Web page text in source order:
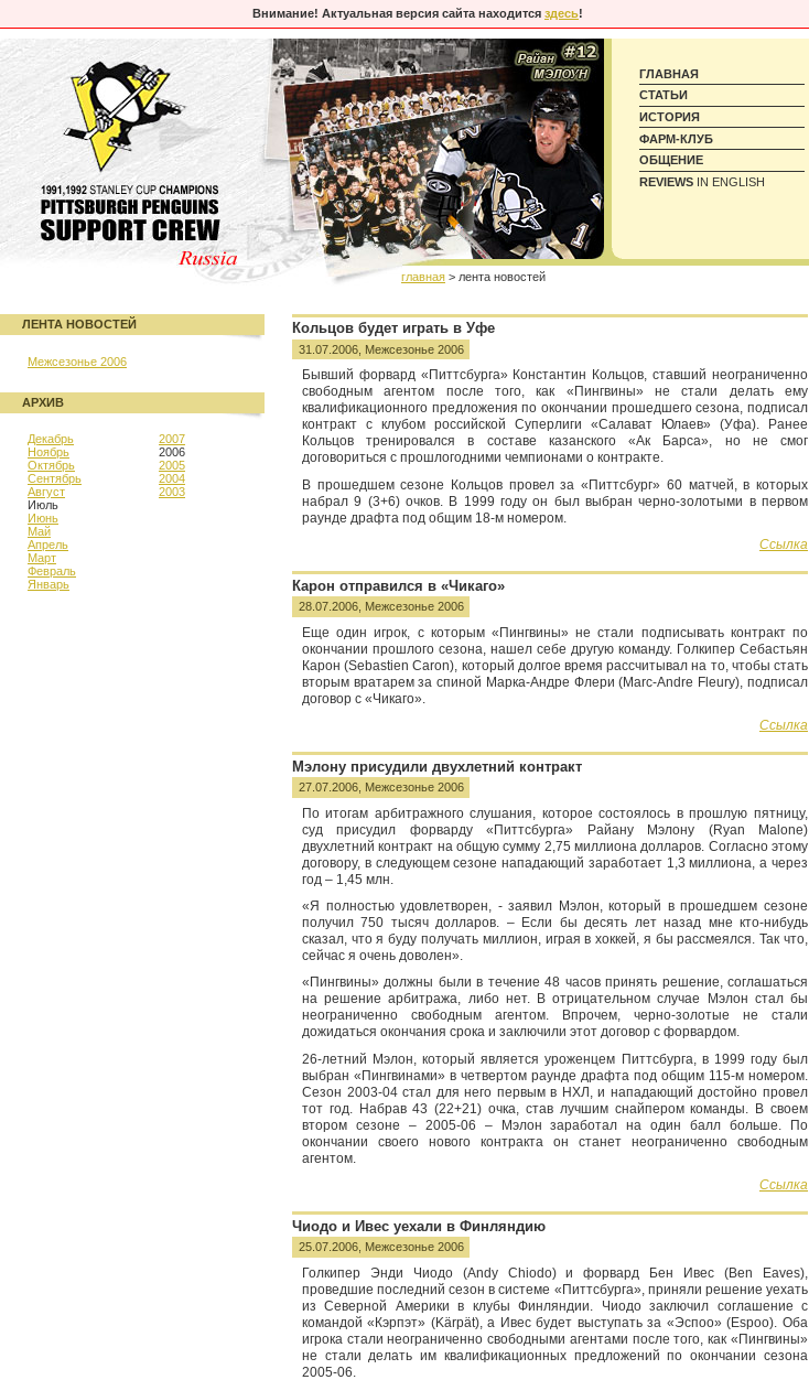
Внимание! Актуальная версия сайта находится здесь!
ГЛАВНАЯ
СТАТЬИ
ИСТОРИЯ
ФАРМ-КЛУБ
ОБЩЕНИЕ
REVIEWS IN ENGLISH
главная > лента новостей
Кольцов будет играть в Уфе
31.07.2006, Межсезонье 2006
Бывший форвард «Питтсбурга» Константин Кольцов, ставший неограниченно
свободным агентом после того, как «Пингвины» не стали делать ему
квалификационного предложения по окончании прошедшего сезона, подписал
контракт с клубом российской Суперлиги «Салават Юлаев» (Уфа). Ранее
Кольцов тренировался в составе казанского «Ак Барса», но не смог
договориться с прошлогодними чемпионами о контракте.
В прошедшем сезоне Кольцов провел за «Питтсбург» 60 матчей, в которых
набрал 9 (3+6) очков. В 1999 году он был выбран черно-золотыми в первом
раунде драфта под общим 18-м номером.
Ссылка
Карон отправился в «Чикаго»
28.07.2006, Межсезонье 2006
Еще один игрок, с которым «Пингвины» не стали подписывать контракт по
окончании прошлого сезона, нашел себе другую команду. Голкипер Себастьян
Карон (Sebastien Caron), который долгое время рассчитывал на то, чтобы стать
вторым вратарем за спиной Марка-Андре Флери (Marc-Andre Fleury), подписал
договор с «Чикаго».
Ссылка
Мэлону присудили двухлетний контракт
27.07.2006, Межсезонье 2006
По итогам арбитражного слушания, которое состоялось в прошлую пятницу,
суд присудил форварду «Питтсбурга» Райану Мэлону (Ryan Malone)
двухлетний контракт на общую сумму 2,75 миллиона долларов. Согласно этому
договору, в следующем сезоне нападающий заработает 1,3 миллиона, а через
год – 1,45 млн.
«Я полностью удовлетворен, - заявил Мэлон, который в прошедшем сезоне
получил 750 тысяч долларов. – Если бы десять лет назад мне кто-нибудь
сказал, что я буду получать миллион, играя в хоккей, я бы рассмеялся. Так что,
сейчас я очень доволен».
«Пингвины» должны были в течение 48 часов принять решение, соглашаться
на решение арбитража, либо нет. В отрицательном случае Мэлон стал бы
неограниченно свободным агентом. Впрочем, черно-золотые не стали
дожидаться окончания срока и заключили этот договор с форвардом.
26-летний Мэлон, который является уроженцем Питтсбурга, в 1999 году был
выбран «Пингвинами» в четвертом раунде драфта под общим 115-м номером.
Сезон 2003-04 стал для него первым в НХЛ, и нападающий достойно провел
тот год. Набрав 43 (22+21) очка, став лучшим снайпером команды. В своем
втором сезоне – 2005-06 – Мэлон заработал на один балл больше. По
окончании своего нового контракта он станет неограниченно свободным
агентом.
Ссылка
Чиодо и Ивес уехали в Финляндию
25.07.2006, Межсезонье 2006
Голкипер Энди Чиодо (Andy Chiodo) и форвард Бен Ивес (Ben Eaves),
проведшие последний сезон в системе «Питтсбурга», приняли решение уехать
из Северной Америки в клубы Финляндии. Чиодо заключил соглашение с
командой «Кэрпэт» (Kärpät), а Ивес будет выступать за «Эспоо» (Espoo). Оба
игрока стали неограниченно свободными агентами после того, как «Пингвины»
не стали делать им квалификационных предложений по окончании сезона
2005-06.
ЛЕНТА НОВОСТЕЙ
Межсезонье 2006
АРХИВ
Декабрь
Ноябрь
Октябрь
Сентябрь
Август
Июль
Июнь
Май
Апрель
Март
Февраль
Январь
2007
2006
2005
2004
2003